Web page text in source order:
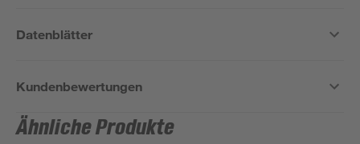
Datenblätter
Kundenbewertungen
Ähnliche Produkte